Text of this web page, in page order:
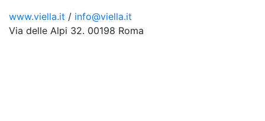
www.viella.it / info@viella.it
Via delle Alpi 32. 00198 Roma